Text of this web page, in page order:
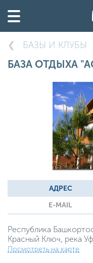
БАЗЫ И КЛУБЫ
БАЗА ОТДЫХА
АДРЕС
E-MAIL
Республика
Красный Ключ, река
Посмотреть на карте